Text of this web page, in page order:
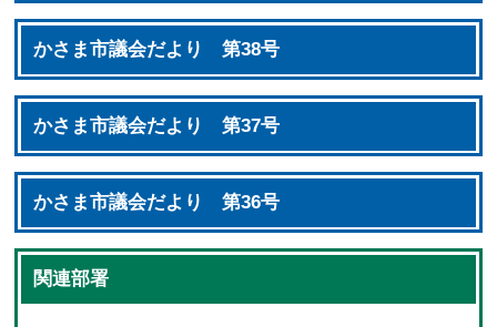
かさま市議会だより 第38号
かさま市議会だより 第37号
かさま市議会だより 第36号
関連部署